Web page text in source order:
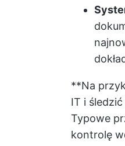
**Na
IT i
Typowe
kontrolę